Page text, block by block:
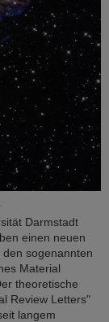
Darmstadt
einen neuen
sogenannten
Material
theoretische
Review Letters"
langem